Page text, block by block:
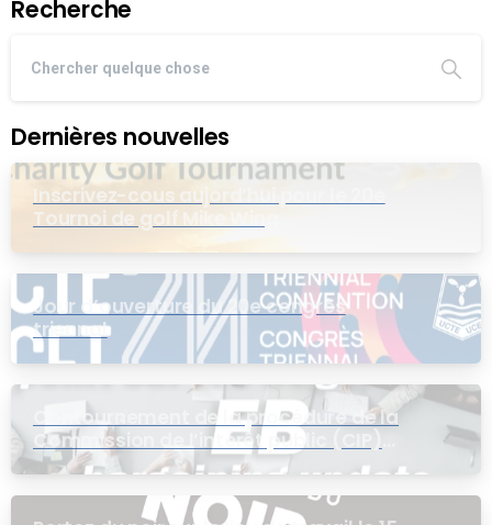
Recherche
Dernières nouvelles
Inscrivez-cous aujord’hui pour le 20e
Tournoi de golf Mike Wing
Jour d’ouverture du 20e congrès
triennal
Contournement de la procédure de la
Commission de l’intérêt public (CIP)
pour le groupe EB